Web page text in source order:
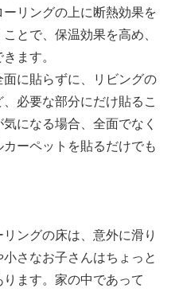
リングの上に断熱効果を
とで、保温効果を高め、
ます。
に貼らずに、リビングの
必要な部分にだけ貼るこ
になる場合、全面でなく
ーペットを貼るだけでも
ングの床は、意外に滑り
さなお子さんはちょっと
ます。家の中であって